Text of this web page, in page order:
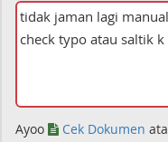
Ayoo Cek Dokumen